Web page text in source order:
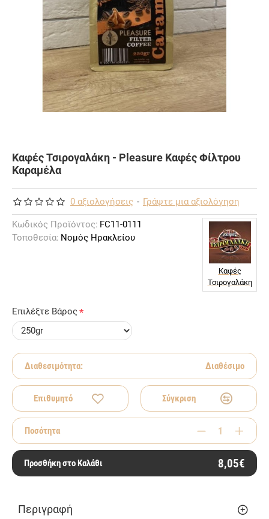
Καφές Τσιρογαλάκη - Pleasure Καφές Φίλτρου
Καραμέλα
0 αξιολογήσεις - Γράψτε μια αξιολόγηση
Κωδικός Προϊόντος: FC11-0111
Τοποθεσία: Νομός Ηρακλείου
Καφές
Τσιρογαλάκη
Επιλέξτε Βάρος
Διαθεσιμότητα: Διαθέσιμο
Επιθυμητό Σύγκριση
Ποσότητα
Προσθήκη στο Καλάθι 8,05€
Περιγραφή